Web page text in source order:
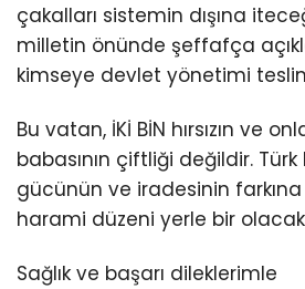
çakalları sistemin dışına
milletin önünde şeffafça
kimseye devlet yönetimi
Bu vatan, İKİ BİN hırsızın ve
babasının çiftliği değildir.
gücünün ve iradesinin farkına
harami düzeni yerle bir
Sağlık ve başarı dileklerimle